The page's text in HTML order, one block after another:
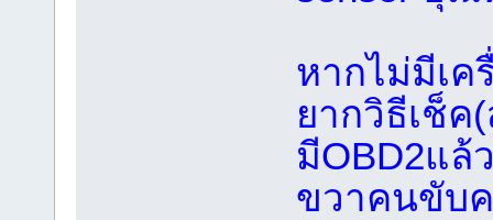
หากไม่มีเค
ยากวิธีเช็ค
มีOBD2แล้
ขวาคนขับ